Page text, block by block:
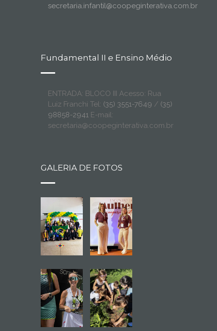
secretaria.infantil@coopeginterativa.com.br
Fundamental II e Ensino Médio
ENTRADA: BLOCO III Acesso: Rua
Luiz Franchi Tel: (35) 3551-7649 / (35)
98858-2941 E-mail:
secretaria@coopeginterativa.com.br
GALERIA DE FOTOS